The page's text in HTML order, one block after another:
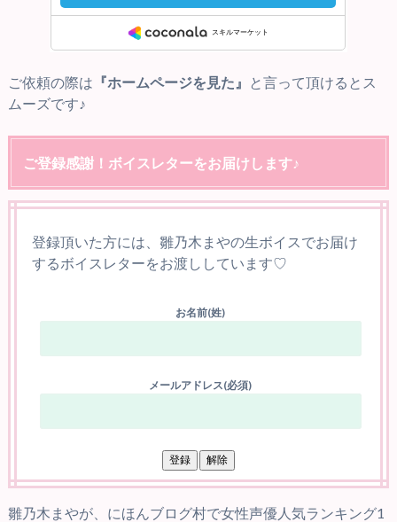
ご依頼の際は 『ホームページを見た』
と言って頂けるとス
ムーズです♪
ご登録感謝！ボイスレターをお届けします♪
登録頂いた方には、雛乃木まやの生ボイスでお届け
するボイスレターをお渡ししています♡
お名前(姓)
メールアドレス(必須)
雛乃木まやが、にほんブログ村で女性声優人気ランキング1